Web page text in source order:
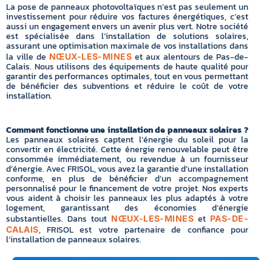
La pose de panneaux photovoltaïques n’est pas seulement un
investissement pour réduire vos factures énergétiques, c’est
aussi un engagement envers un avenir plus vert. Notre société
est spécialisée dans l’installation de solutions solaires,
assurant une optimisation maximale de vos installations dans
la ville de NŒUX-LES-MINESet aux alentours de Pas-de-
Calais. Nous utilisons des équipements de haute qualité pour
garantir des performances optimales, tout en vous permettant
de bénéficier des subventions et réduire le coût de votre
installation.
Comment fonctionne une installation de panneaux solaires ?
Les panneaux solaires captent l’énergie du soleil pour la
convertir en électricité. Cette énergie renouvelable peut être
consommée immédiatement, ou revendue à un fournisseur
d’énergie. Avec FRISOL, vous avez la garantie d’une installation
conforme, en plus de bénéficier d’un accompagnement
personnalisé pour le financement de votre projet. Nos experts
vous aident à choisir les panneaux les plus adaptés à votre
logement, garantissant des économies d’énergie
substantielles. Dans tout NŒUX-LES-MINESet PAS-DE-
CALAIS, FRISOL est votre partenaire de confiance pour
l’installation de panneaux solaires.